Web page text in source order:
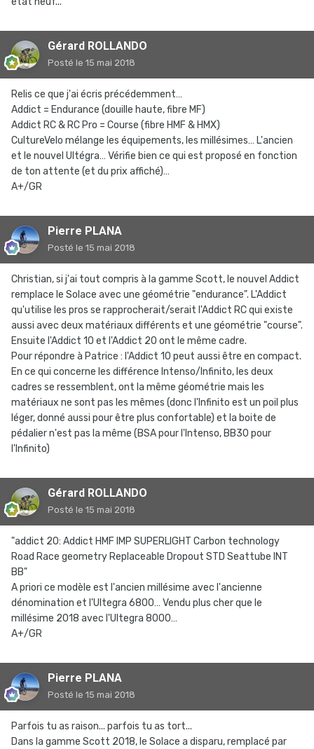
Gérard ROLLANDO
Posté le 15 mai 2018
Relis ce que j'ai écris précédemment…
Addict = Endurance (douille haute, fibre MF)
Addict RC & RC Pro = Course (fibre HMF & HMX)
CultureVelo mélange les équipements, les millésimes… L'ancien
et le nouvel Ultégra… Vérifie bien ce qui est proposé en fonction
de ton attente (et du prix affiché)…
A+/GR
Pierre PLANA
Posté le 15 mai 2018
Christian, si j'ai tout compris à la gamme Scott, le nouvel Addict
remplace le Solace avec une géométrie "endurance". L'Addict
qu'utilise les pros se rapprocherait/serait l'Addict RC qui existe
aussi avec deux matériaux différents et une géométrie "course".
Ensuite l'Addict 10 et l'Addict 20 ont le même cadre.
Pour répondre à Patrice : l'Addict 10 peut aussi être en compact.
En ce qui concerne les différence Intenso/Infinito, les deux
cadres se ressemblent, ont la même géométrie mais les
matériaux ne sont pas les mêmes (donc l'Infinito est un poil plus
léger, donné aussi pour être plus confortable) et la boite de
pédalier n'est pas la même (BSA pour l'Intenso, BB30 pour
l'Infinito)
Gérard ROLLANDO
Posté le 15 mai 2018
"addict 20: Addict HMF IMP SUPERLIGHT Carbon technology
Road Race geometry Replaceable Dropout STD Seattube INT
BB"
A priori ce modèle est l'ancien millésime avec l'ancienne
dénomination et l'Ultegra 6800… Vendu plus cher que le
millésime 2018 avec l'Ultegra 8000…
A+/GR
Pierre PLANA
Posté le 15 mai 2018
Parfois tu as raison... parfois tu as tort...
Dans la gamme Scott 2018, le Solace a disparu, remplacé par